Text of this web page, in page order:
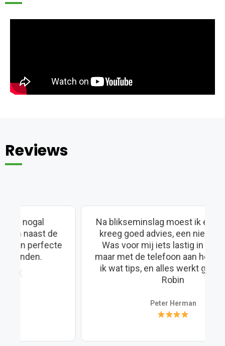
Reviews
Na blikseminslag moest ik een nieuwe,
kreeg goed advies, een nieuwer type.
Was voor mij iets lastig in te stellen,
maar met de telefoon aan het oor kreeg
ik wat tips, en alles werkt goed. Dank,